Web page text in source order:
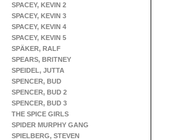
SPACEY, KEVIN 2
SPACEY, KEVIN 3
SPACEY, KEVIN 4
SPACEY, KEVIN 5
SPÄKER, RALF
SPEARS, BRITNEY
SPEIDEL, JUTTA
SPENCER, BUD
SPENCER, BUD 2
SPENCER, BUD 3
THE SPICE GIRLS
SPIDER MURPHY GANG
SPIELBERG, STEVEN